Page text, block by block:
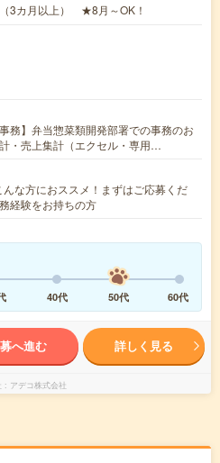
（3カ月以上） ★8月～OK！
務】弁当惣菜類開発部署での事務のお
・売上集計（エクセル・専用…
な方におススメ！まずはご応募くだ
経験をお持ちの方
40代 50代 60代
へ進む 詳しく見る
アデコ株式会社